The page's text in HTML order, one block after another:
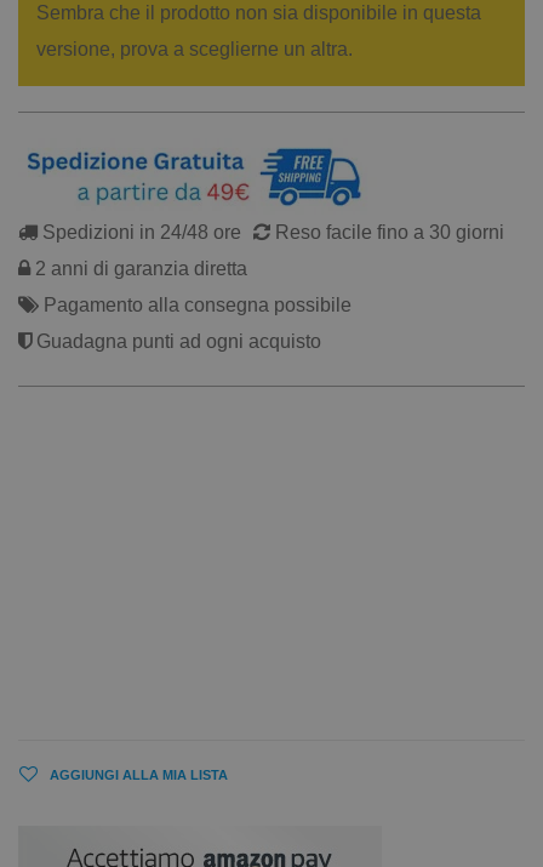
Sembra che il prodotto non sia disponibile in questa
versione, prova a sceglierne un altra.
Spedizioni in 24/48 ore
Reso facile fino a 30 giorni
2 anni di garanzia diretta
Pagamento alla consegna possibile
Guadagna punti ad ogni acquisto
AGGIUNGI ALLA MIA LISTA